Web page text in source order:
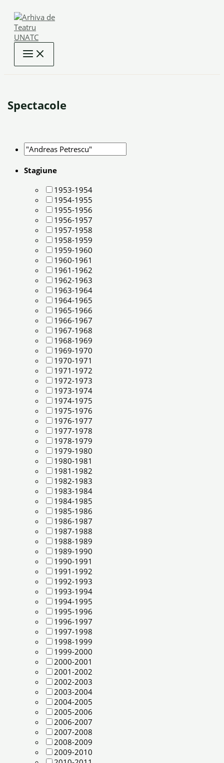
content
Spectacole
Stagiune
1953-1954
1954-1955
1955-1956
1956-1957
1957-1958
1958-1959
1959-1960
1960-1961
1961-1962
1962-1963
1963-1964
1964-1965
1965-1966
1966-1967
1967-1968
1968-1969
1969-1970
1970-1971
1971-1972
1972-1973
1973-1974
1974-1975
1975-1976
1976-1977
1977-1978
1978-1979
1979-1980
1980-1981
1981-1982
1982-1983
1983-1984
1984-1985
1985-1986
1986-1987
1987-1988
1988-1989
1989-1990
1990-1991
1991-1992
1992-1993
1993-1994
1994-1995
1995-1996
1996-1997
1997-1998
1998-1999
1999-2000
2000-2001
2001-2002
2002-2003
2003-2004
2004-2005
2005-2006
2006-2007
2007-2008
2008-2009
2009-2010